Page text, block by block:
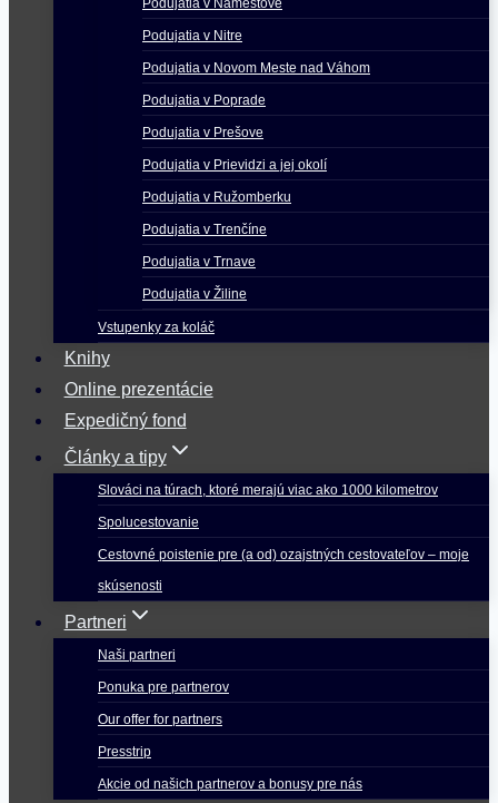
Podujatia v Námestove
Podujatia v Nitre
Podujatia v Novom Meste nad Váhom
Podujatia v Poprade
Podujatia v Prešove
Podujatia v Prievidzi a jej okolí
Podujatia v Ružomberku
Podujatia v Trenčíne
Podujatia v Trnave
Podujatia v Žiline
Vstupenky za koláč
Knihy
Online prezentácie
Expedičný fond
Články a tipy
Slováci na túrach, ktoré merajú viac ako 1000 kilometrov
Spolucestovanie
Cestovné poistenie pre (a od) ozajstných cestovateľov – moje
skúsenosti
Partneri
Naši partneri
Ponuka pre partnerov
Our offer for partners
Presstrip
Akcie od našich partnerov a bonusy pre nás